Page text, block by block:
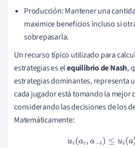
Producción: Mantener una
maximice beneficios incluso si
sobrepasarla.
Un recurso típico utilizado para
estrategias es elequilibrio de Nash,
estrategias dominantes, representa
cada jugador está tomando la mejor
considerando las decisiones de los
Matemáticamente:
ui(ai,a−i )≤u i(ai′,a